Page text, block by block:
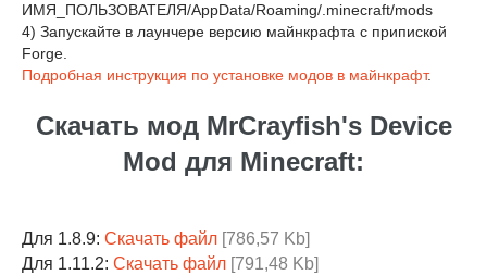
ИМЯ_ПОЛЬЗОВАТЕЛЯ/AppData/Roaming/.minecraft/mods
4) Запускайте в лаунчере версию майнкрафта с припиской
Forge.
Подробная инструкция по установке модов в майнкрафт.
Скачать мод MrCrayfish's Device
Mod для Minecraft:
Для 1.8.9: Скачать файл [786,57 Kb]
Для 1.11.2: Скачать файл [791,48 Kb]